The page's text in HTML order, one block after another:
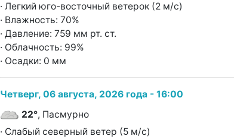
· Легкий юго-восточный ветерок (2 м/с)
· Влажность: 70%
· Давление: 759 мм рт. ст.
· Облачность: 99%
· Осадки: 0 мм
Четверг, 06 августа, 2026 года - 16:00
22°, Пасмурно
· Слабый северный ветер (5 м/с)